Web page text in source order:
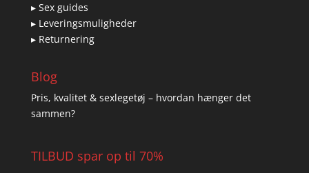
▸ Sex guides
▸ Leveringsmuligheder
▸ Returnering
Blog
Pris, kvalitet & sexlegetøj – hvordan hænger det
sammen?
TILBUD spar op til 70%